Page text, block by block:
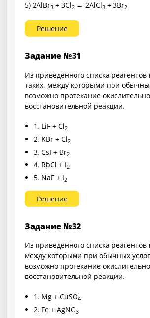
5) 2AlBr3 + 3Cl2 → 2AlCl3 + 3Br2
Решение
Задание №31
Из приведенного списка
таких, между которыми при
возможно протекание
восстановительной реакции.
1. LiF + Cl2
2. KBr + Cl2
3. CsI + Br2
4. RbCl + I2
5. NaF + I2
Решение
Задание №32
Из приведенного списка реагентов
между которыми при обычных
возможно протекание
восстановительной реакции.
1. Mg + CuSO4
2. Fe + AgNO3